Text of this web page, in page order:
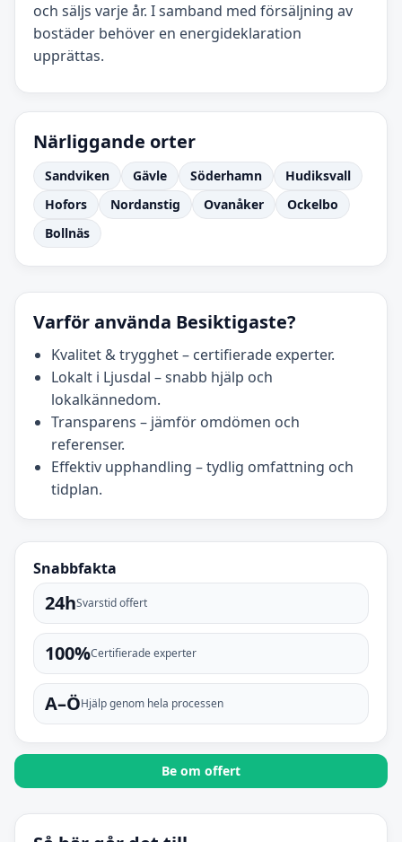
och säljs varje år. I samband med försäljning av
bostäder behöver en energideklaration
upprättas.
Närliggande orter
Sandviken Gävle Söderhamn
Hudiksvall
Hofors
Nordanstig Ovanåker
Ockelbo
Bollnäs
Varför använda Besiktigaste?
Kvalitet & trygghet – certifierade experter.
Lokalt i Ljusdal – snabb hjälp och
lokalkännedom.
Transparens – jämför omdömen och
referenser.
Effektiv upphandling – tydlig omfattning och
tidplan.
Snabbfakta
24hSvarstid offert
100%Certifierade experter
A–ÖHjälp genom hela processen
Be om offert